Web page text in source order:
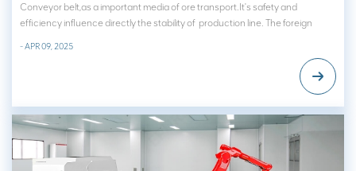
Conveyor belt,as a important media of ore transport.It's safety and
efficiency influence directly the stability of production line. The foreign
- APR 09, 2025